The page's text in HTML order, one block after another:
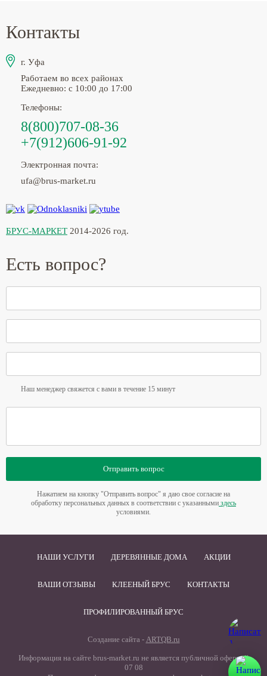
Контакты
г. Уфа
Работаем во всех районах
Ежедневно: с 10:00 до 17:00
Телефоны:
8(800)707-08-36
+7(912)606-91-92
Электронная почта:
ufa@brus-market.ru
БРУС-МАРКЕТ 2014-2026 год.
Есть вопрос?
Наш менеджер свяжется с вами в течение 15 минут
Отправить вопрос
Нажатием на кнопку "Отправить вопрос" я даю свое согласие на
обработку персональных данных в соответствии с указанными здесь
условиями.
НАШИ УСЛУГИ ДЕРЕВЯННЫЕ ДОМА АКЦИИ
ВАШИ ОТЗЫВЫ КЛЕЕНЫЙ БРУС КОНТАКТЫ
ПРОФИЛИРОВАННЫЙ БРУС
Создание сайта - ARTQB.ru
Информация на сайте brus-market.ru не является публичной офертой
07 08